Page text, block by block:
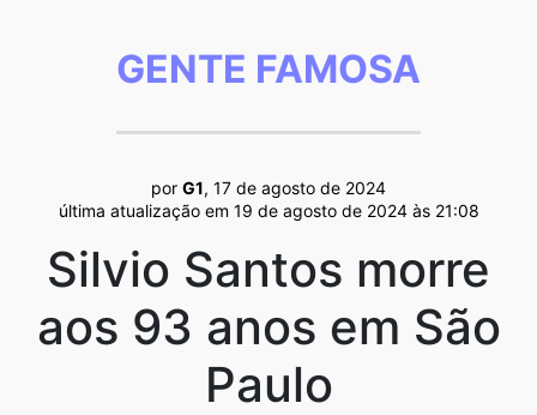
GENTE FAMOSA
por G1, 17 de agosto de 2024
última atualização em 19 de agosto de 2024 às 21:08
Silvio Santos morre
aos 93 anos em São
Paulo